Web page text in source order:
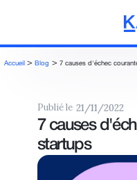
Accueil > Blog > 7 causes d'échec
Publié le 21/11/2022
7 causes
startups